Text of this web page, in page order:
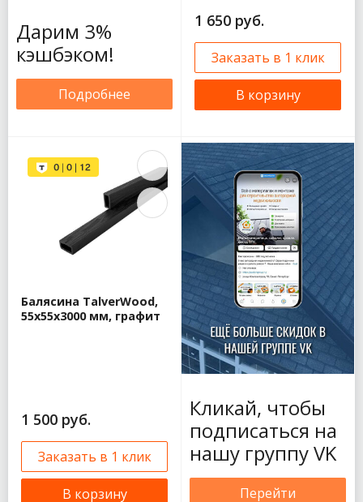
металлический
Промышленный
металлический
водосток
Дарим 3%
кэшбэком!
Подробнее
1 650 руб.
Заказать в 1 клик
В корзину
Балясина TalverWood,
55x55x3000 мм, графит
1 500 руб.
Заказать в 1 клик
В корзину
Кликай, чтобы
подписаться на
нашу группу VK
Перейти